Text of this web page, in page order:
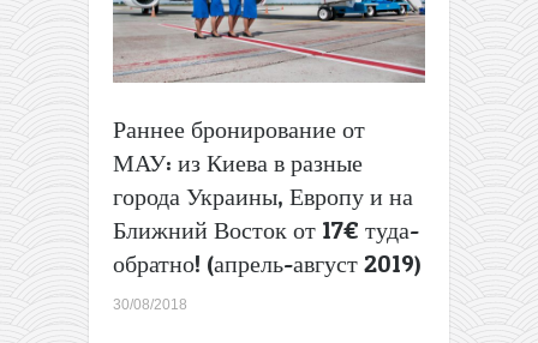
туда-
обратно
(до
апреля
Раннее бронирование от
МАУ: из Киева в разные
города Украины, Европу и на
Ближний Восток от 17€ туда-
обратно! (апрель-август 2019)
30/08/2018